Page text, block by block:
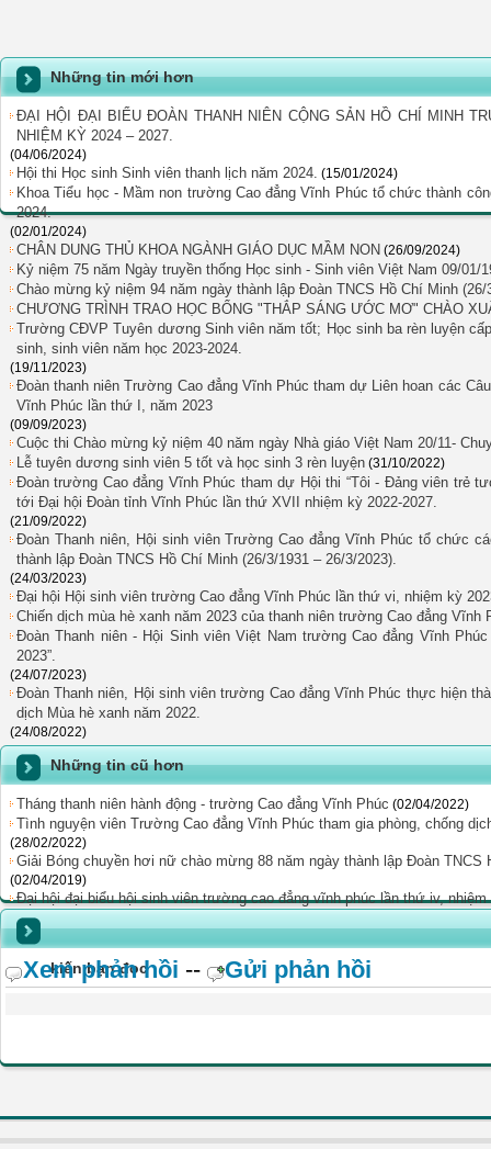
Những tin mới hơn
ĐẠI HỘI ĐẠI BIỂU ĐOÀN THANH NIÊN CỘNG SẢN HỒ CHÍ MINH
NHIỆM KỲ 2024 – 2027.
(04/06/2024)
Hội thi Học sinh Sinh viên thanh lịch năm 2024. (15/01/2024)
Khoa Tiểu học - Mầm non trường Cao đẳng Vĩnh Phúc tổ chức thành
2024.
(02/01/2024)
CHÂN DUNG THỦ KHOA NGÀNH GIÁO DỤC MẦM NON (26/09/2024)
Kỷ niệm 75 năm Ngày truyền thống Học sinh - Sinh viên Việt Nam 09/01/
Chào mừng kỷ niệm 94 năm ngày thành lập Đoàn TNCS Hồ Chí Minh (26/
CHƯƠNG TRÌNH TRAO HỌC BỔNG "THẮP SÁNG ƯỚC MƠ" CHÀO
Trường CĐVP Tuyên dương Sinh viên năm tốt; Học sinh ba rèn luyện
sinh, sinh viên năm học 2023-2024.
(19/11/2023)
Đoàn thanh niên Trường Cao đẳng Vĩnh Phúc tham dự Liên hoan các
Vĩnh Phúc lần thứ I, năm 2023
(09/09/2023)
Cuộc thi Chào mừng kỷ niệm 40 năm ngày Nhà giáo Việt Nam 20/11-
Lễ tuyên dương sinh viên 5 tốt và học sinh 3 rèn luyện (31/10/2022)
Đoàn trường Cao đẳng Vĩnh Phúc tham dự Hội thi “Tôi - Đảng viên trẻ
tới Đại hội Đoàn tỉnh Vĩnh Phúc lần thứ XVII nhiệm kỳ 2022-2027.
(21/09/2022)
Đoàn Thanh niên, Hội sinh viên Trường Cao đẳng Vĩnh Phúc tổ chức
thành lập Đoàn TNCS Hồ Chí Minh (26/3/1931 – 26/3/2023).
(24/03/2023)
Đại hội Hội sinh viên trường Cao đẳng Vĩnh Phúc lần thứ vi, nhiệm kỳ
Chiến dịch mùa hè xanh năm 2023 của thanh niên trường Cao đẳng Vĩnh
Đoàn Thanh niên - Hội Sinh viên Việt Nam trường Cao đẳng Vĩnh
2023”.
(24/07/2023)
Đoàn Thanh niên, Hội sinh viên trường Cao đẳng Vĩnh Phúc thực hiện
dịch Mùa hè xanh năm 2022.
(24/08/2022)
Những tin cũ hơn
Tháng thanh niên hành động - trường Cao đẳng Vĩnh Phúc (02/04/2022)
Tình nguyện viên Trường Cao đẳng Vĩnh Phúc tham gia phòng, chống
(28/02/2022)
Giải Bóng chuyền hơi nữ chào mừng 88 năm ngày thành lập Đoàn TNCS
(02/04/2019)
Đại hội đại biểu hội sinh viên trường cao đẳng vĩnh phúc lần thứ iv, nhiệm
kiến bạn đọc
Xem phản hồi -- Gửi phản hồi